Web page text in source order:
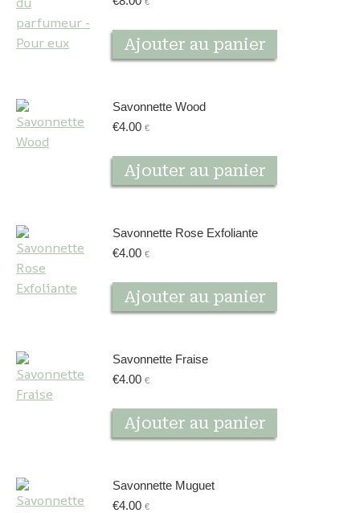
Ajouter au panier
Savonnette Wood
€4.00 €
Ajouter au panier
Savonnette Rose Exfoliante
€4.00 €
Ajouter au panier
Savonnette Fraise
€4.00 €
Ajouter au panier
Savonnette Muguet
€4.00 €